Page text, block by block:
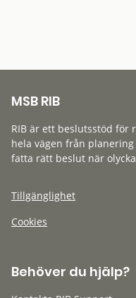
MSB RIB
RIB är ett beslutsstöd för
hela vägen från
fatta rätt beslut när
Tillgänglighet
Cookies
Behöver du hjälp?